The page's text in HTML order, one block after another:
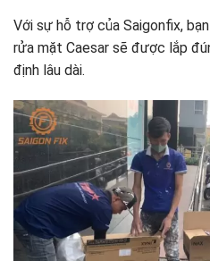
Với sự hỗ trợ của Saigonfix,
rửa mặt Caesar sẽ được lắp
định lâu dài.